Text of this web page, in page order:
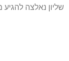
שליון נאלצה